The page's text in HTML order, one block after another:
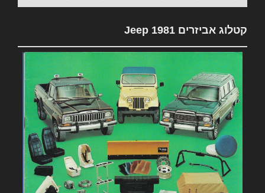
קטלוג אביזרים 1981 Jeep